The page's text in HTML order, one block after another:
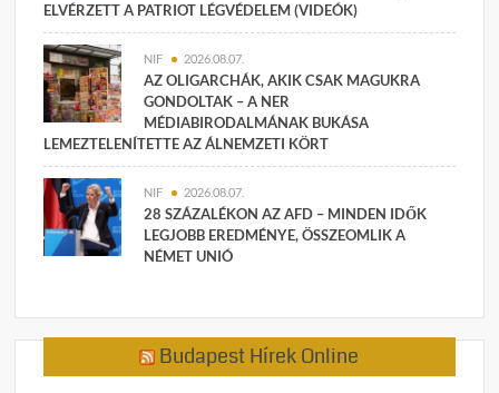
ELVÉRZETT A PATRIOT LÉGVÉDELEM (VIDEÓK)
NIF 2026.08.07.
AZ OLIGARCHÁK, AKIK CSAK MAGUKRA
GONDOLTAK – A NER
MÉDIABIRODALMÁNAK BUKÁSA
LEMEZTELENÍTETTE AZ ÁLNEMZETI KÖRT
NIF 2026.08.07.
28 SZÁZALÉKON AZ AFD – MINDEN IDŐK
LEGJOBB EREDMÉNYE, ÖSSZEOMLIK A
NÉMET UNIÓ
Budapest Hírek Online